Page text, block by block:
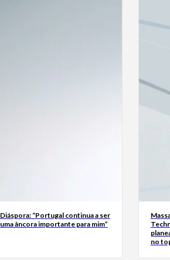
Diáspora: “Portugal continua a ser
uma âncora importante para mim”
no